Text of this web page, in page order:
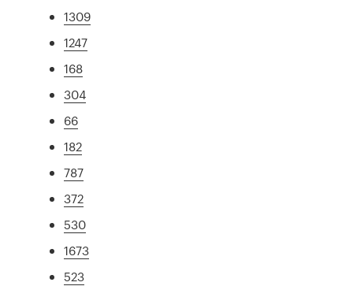
1309
1247
168
304
66
182
787
372
530
1673
523